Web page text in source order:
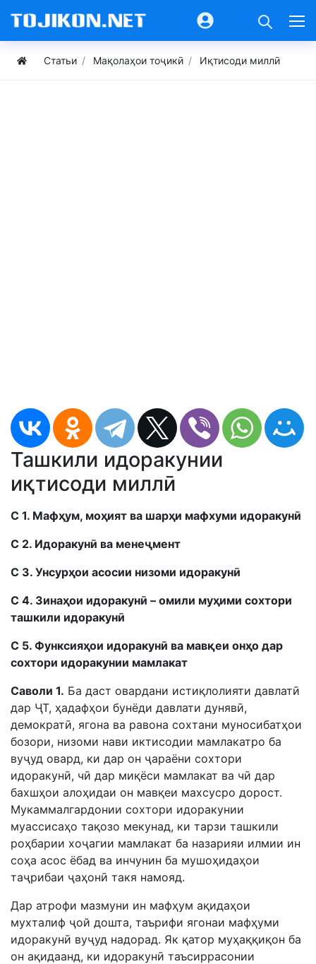
Статьи Мақолаҳои тоҷикӣ Иқтисоди миллӣ
Ташкили идоракунии
иқтисоди миллӣ
С 1. Мафҳум, моҳият ва шарҳи мафхуми идоракунӣ
С 2. Идоракунӣ вa менеҷмент
С 3. Унсурҳои асосии низоми идоракунӣ
С 4. Зинаҳои идоракунӣ – омили муҳими сохтори
ташкили идоракунӣ
С 5. Функсияҳои идоракунӣ ва мавқеи онҳо дар
сохтори идоракунии мамлакат
Саволи 1. Ба даст овардани истиқлолияти давлатӣ
дар ҶТ, ҳадафҳои бунёди давлати дунявӣ,
демократӣ, ягона ва равона сохтани муносибатҳои
бозори, низоми нави иктисодии мамлакатро ба
вуҷуд овард, ки дар он ҷараёни сохтори
идоракунӣ, чӣ дар миқёси мамлакат ва чӣ дар
бахшҳои алоҳидаи он мавқеи махсусро дорост.
Мукаммалгардонии сохтори идоракунии
муассисаҳо тақозо мекунад, ки тарзи ташкили
роҳбарии хоҷагии мамлакат ба назарияи илмии ин
соҳа асос ёбад ва инчунин ба мушоҳидаҳои
таҷрибаи ҷаҳонӣ такя намояд.
Дар атрофи мазмуни ин мафҳум ақидаҳои
мухталиф ҷой дошта, таърифи ягонаи мафҳуми
идоракунӣ вуҷуд надорад. Як қатор муҳаққиқон ба
он ақидаанд, ки идоракунӣ таъсиррасонии